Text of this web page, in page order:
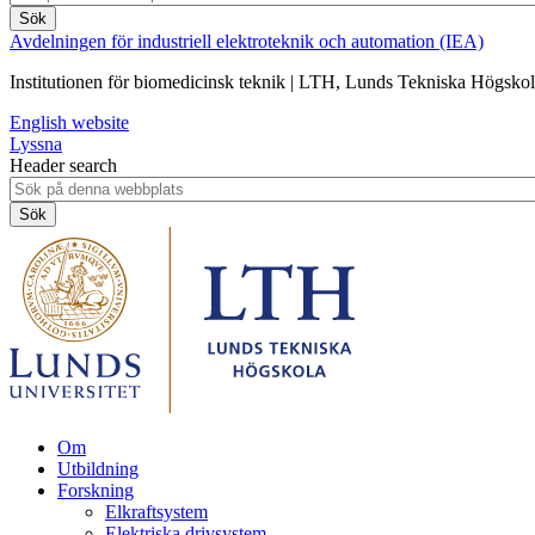
Avdelningen för industriell elektroteknik och automation (IEA)
Institutionen för biomedicinsk teknik | LTH, Lunds Tekniska
English website
Lyssna
Header search
Om
Utbildning
Forskning
Elkraftsystem